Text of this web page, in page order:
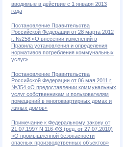
вводимые в действие с 1 января 2013
года
Постановление Правительства
Российской Федерации от 28 марта 2012
г. №258 «О внесении изменений в
Правила установления и определения
нормативов потребления коммунальных
услуг»
Постановление Правительства
Российской Федерации от 06 мая 2011 г.
№354 «О предоставлении коммунальных
услуг собственникам и пользователям
помещений в многоквартирных домах и
жилых домов»
Примечание к Федеральному закону от
21.07.1997 N 116-ФЗ (ред. от 27.07.2010)
«О промышленной безопасности
опасных производственных объектов»